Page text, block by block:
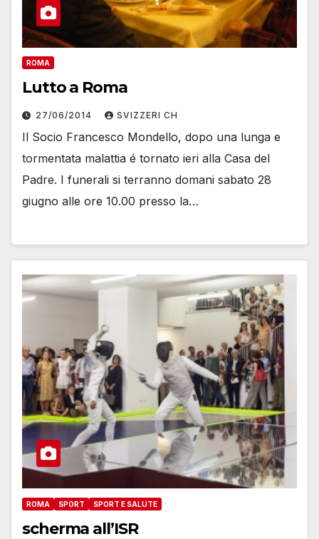
ROMA
Lutto a Roma
27/06/2014 SVIZZERI CH
Il Socio Francesco Mondello, dopo una lunga e
tormentata malattia é tornato ieri alla Casa del
Padre. I funerali si terranno domani sabato 28
giugno alle ore 10.00 presso la…
ROMA SPORT SPORT E SALUTE
scherma all’ISR